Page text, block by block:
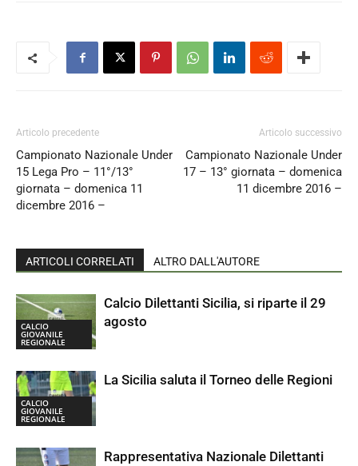
Articolo precedente
Campionato Nazionale Under
15 Lega Pro – 11°/13°
giornata – domenica 11
dicembre 2016 –
Articolo successivo
Campionato Nazionale Under
17 – 13° giornata – domenica
11 dicembre 2016 –
ARTICOLI CORRELATI ALTRO DALL'AUTORE
CALCIO
GIOVANILE
REGIONALE
Calcio Dilettanti Sicilia, si riparte il 29
agosto
CALCIO
GIOVANILE
REGIONALE
La Sicilia saluta il Torneo delle Regioni
Rappresentativa Nazionale Dilettanti